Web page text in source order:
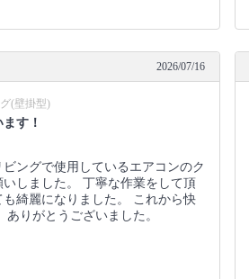
2026/07/16
(壁掛型)
す！
ビングで使用しているエアコンのク
いしました。 丁寧な作業をして頂
も綺麗になりました。 これから快
ありがとうございました。